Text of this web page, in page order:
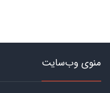
منوی وب‌سایت